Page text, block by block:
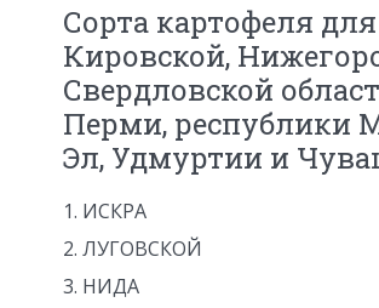
Сорта картофеля для
Кировской,
Свердловской
Перми, республики
Эл, Удмуртии и
ИСКРА
ЛУГОВСКОЙ
НИДА